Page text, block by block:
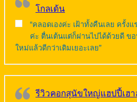
โกลเด้น
“คลอดเองค่ะ เฝ้าทั้งคืนเลย ครั้ง
ค่ะ ตื่นเต้นแต่ก็ผ่านไปได้ด้วยดี ข
ใหม่แล้วดีกว่าเดิมเยอะเลย”
รีวิวคอกสุนัขใหญ่แฮปปี้เฮา